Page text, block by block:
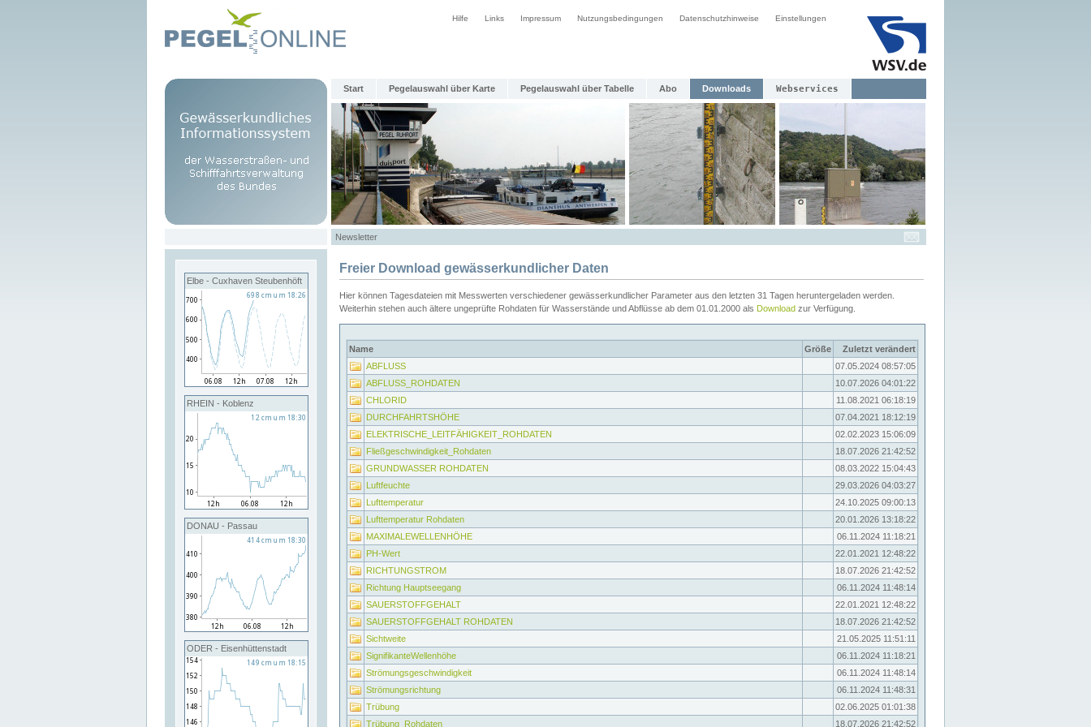
Hilfe Links Impressum Nutzungsbedingungen Datenschutzhinweise Einstellungen
Start Pegelauswahl über Karte Pegelauswahl über Tabelle Abo Downloads Webservices
Newsletter
Elbe - Cuxhaven Steubenhöft
RHEIN - Koblenz
DONAU - Passau
ODER - Eisenhüttenstadt
Freier Download gewässerkundlicher Daten
Hier können Tagesdateien mit Messwerten verschiedener gewässerkundlicher Parameter aus den letzten 31 Tagen heruntergeladen werden.
Weiterhin stehen auch ältere ungeprüfte Rohdaten für Wasserstände und Abflüsse ab dem 01.01.2000 als Download zur Verfügung.
Name Größe
Zuletzt verändert
ABFLUSS
07.05.2024 08:57:05
ABFLUSS_ROHDATEN
10.07.2026 04:01:22
CHLORID
11.08.2021 06:18:19
DURCHFAHRTSHÖHE
07.04.2021 18:12:19
ELEKTRISCHE_LEITFÄHIGKEIT_ROHDATEN
02.02.2023 15:06:09
Fließgeschwindigkeit_Rohdaten
18.07.2026 21:42:52
GRUNDWASSER ROHDATEN
08.03.2022 15:04:43
Luftfeuchte
29.03.2026 04:03:27
Lufttemperatur
24.10.2025 09:00:13
Lufttemperatur Rohdaten
20.01.2026 13:18:22
MAXIMALEWELLENHÖHE
06.11.2024 11:18:21
PH-Wert
22.01.2021 12:48:22
RICHTUNGSTROM
18.07.2026 21:42:52
Richtung Hauptseegang
06.11.2024 11:48:14
SAUERSTOFFGEHALT
22.01.2021 12:48:22
SAUERSTOFFGEHALT ROHDATEN
18.07.2026 21:42:52
Sichtweite
21.05.2025 11:51:11
SignifikanteWellenhöhe
06.11.2024 11:18:21
Strömungsgeschwindigkeit
06.11.2024 11:48:14
Strömungsrichtung
06.11.2024 11:48:31
Trübung
02.06.2025 01:01:38
Trübung_Rohdaten
18.07.2026 21:42:52